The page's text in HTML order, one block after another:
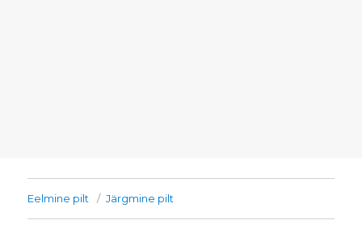
Eelmine pilt Järgmine pilt